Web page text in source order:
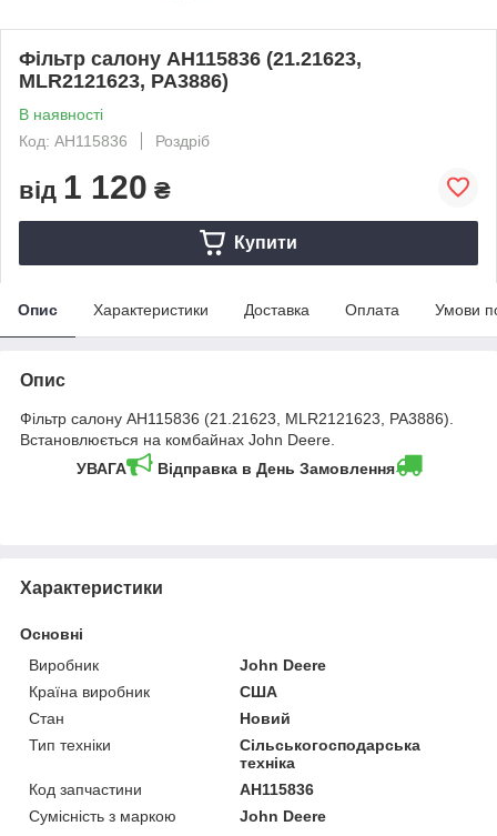
Фільтр салону AH115836 (21.21623,
MLR2121623, PA3886)
В наявності
Код: AH115836
Роздріб
від 1 120 ₴
Купити
Опис Характеристики Доставка Оплата Умови
Опис
Фільтр салону AH115836 (21.21623, MLR2121623, PA3886).
Встановлюється на комбайнах John Deere.
УВАГА
Відправка в День Замовлення
Характеристики
Основні
Виробник
John Deere
Країна виробник
США
Стан
Новий
Тип техніки
Сільськогосподарська
техніка
Код запчастини
AH115836
Сумісність з маркою
John Deere